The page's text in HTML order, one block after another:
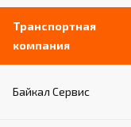
Транспортная
компания
Байкал Сервис